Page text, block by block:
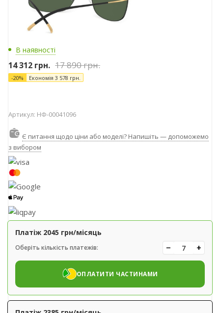
В наявності
14 312 грн. 17 890грн.
-20% Економія 3 578 грн.
Артикул: НФ-00041096
Є питання щодо ціни або моделі? Напишіть — допоможемо
з вибором
Платіж 2045 грн/місяць
Оберіть кількість платежів: − +
ОПЛАТИТИ ЧАСТИНАМИ